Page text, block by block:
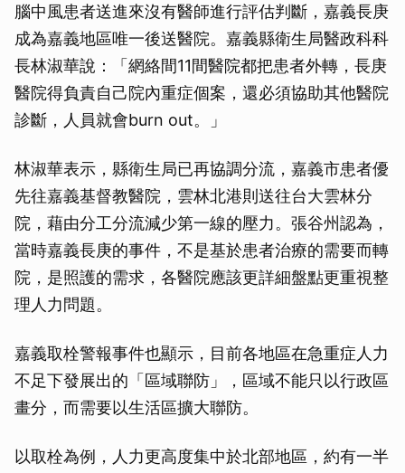
腦中風患者送進來沒有醫師進行評估判斷，嘉義長庚
成為嘉義地區唯一後送醫院。嘉義縣衛生局醫政科科
長林淑華說：「網絡間11間醫院都把患者外轉，長庚
醫院得負責自己院內重症個案，還必須協助其他醫院
診斷，人員就會burn out。」
林淑華表示，縣衛生局已再協調分流，嘉義市患者優
先往嘉義基督教醫院，雲林北港則送往台大雲林分
院，藉由分工分流減少第一線的壓力。張谷州認為，
當時嘉義長庚的事件，不是基於患者治療的需要而轉
院，是照護的需求，各醫院應該更詳細盤點更重視整
理人力問題。
嘉義取栓警報事件也顯示，目前各地區在急重症人力
不足下發展出的「區域聯防」，區域不能只以行政區
畫分，而需要以生活區擴大聯防。
以取栓為例，人力更高度集中於北部地區，約有一半